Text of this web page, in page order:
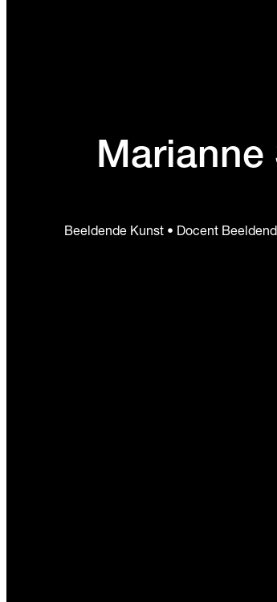
Marianne
Beeldende Kunst • Docent